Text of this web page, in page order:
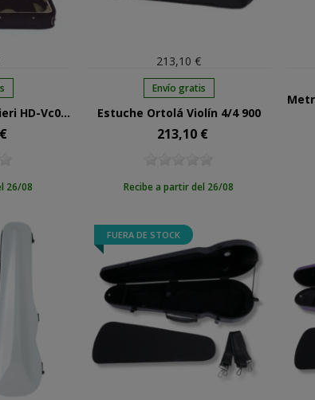
Estuche Violín Gaudieri HD-Vc05 4/4 Rectangular
26/08
213,10 €
Envío gratis
Estuche Ortolá Violín 4/4 900
Precio
213,10 €
Recibe a partir del 26/08
FUERA DE STOCK